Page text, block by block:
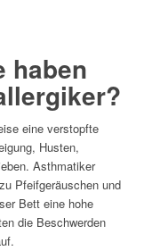
haben
eine verstopfte
Husten,
Asthmatiker
Pfeifgeräuschen und
Bett eine hohe
die Beschwerden